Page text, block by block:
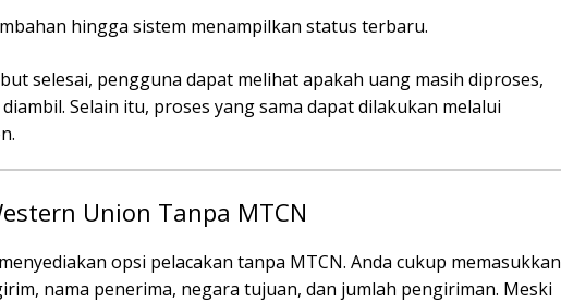
hingga sistem menampilkan status terbaru.
selesai, pengguna dapat melihat apakah uang masih diproses,
Selain itu, proses yang sama dapat dilakukan melalui
Union Tanpa MTCN
opsi pelacakan tanpa MTCN. Anda cukup memasukkan
nama penerima, negara tujuan, dan jumlah pengiriman. Meski